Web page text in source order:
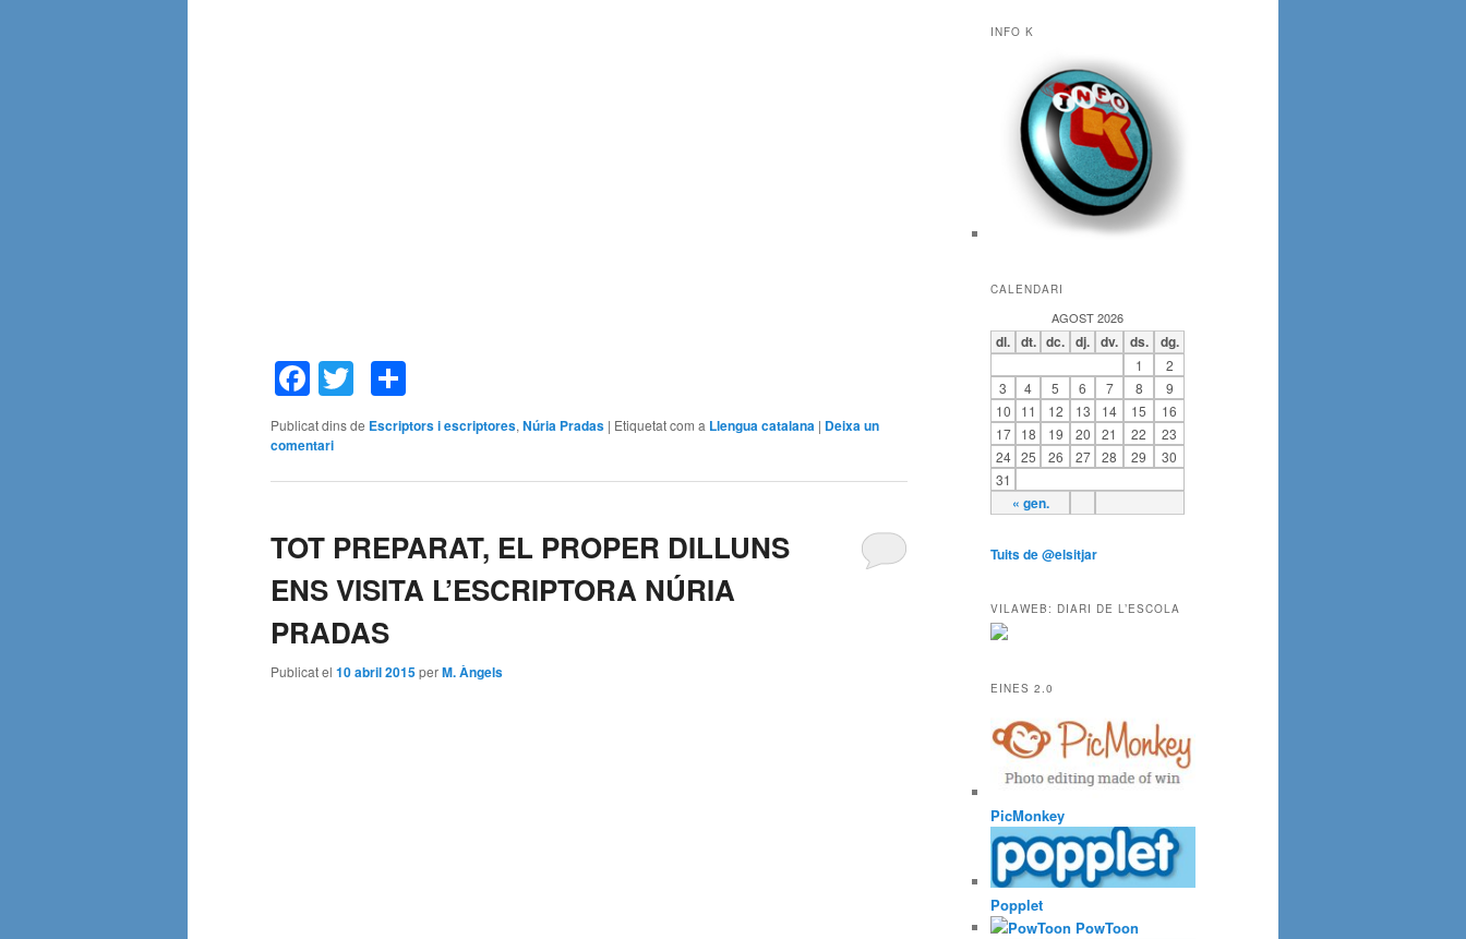
Facebook
Twitter
Publicat dins de Escriptors i escriptores, Núria Pradas | Etiquetat com a Llengua catalana | Deixa un
comentari
TOT PREPARAT, EL PROPER DILLUNS
ENS VISITA L’ESCRIPTORA NÚRIA
PRADAS
Publicat el 10 abril 2015perM. Àngels
INFO K
CALENDARI
AGOST 2026
dl. dt. dc. dj. dv. ds. dg.
« gen.
1
2
3
4 5 6 7 8
9
10
11 12 13 14 15
16
17
18 19 20 21 22
23
24 25 26 27 28 29
30
31
Tuits de @elsitjar
VILAWEB: DIARI DE L’ESCOLA
EINES 2.0
PicMonkey
Popplet
PowToon